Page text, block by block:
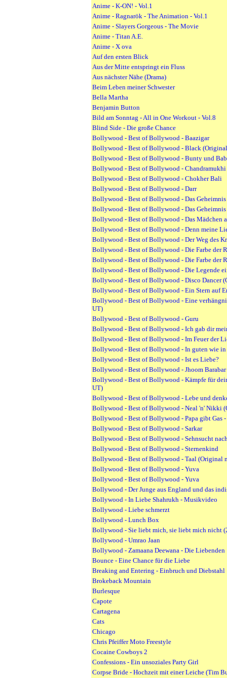
Anime - K-ON! - Vol.1
Anime - Ragnarök - The Animation - Vol.1
Anime - Slayers Gorgeous - The Movie
Anime - Titan A.E.
Anime - X ova
Auf den ersten Blick
Aus der Mitte entspringt ein Fluss
Aus nächster Nähe (Drama)
Beim Leben meiner Schwester
Bella Martha
Benjamin Button
Bild am Sonntag - All in One Workout - Vol.8
Blind Side - Die große Chance
Bollywood - Best of Bollywood - Baazigar
Bollywood - Best of Bollywood - Black
Bollywood - Best of Bollywood - Bunty und
Bollywood - Best of Bollywood - Chandramukhi
Bollywood - Best of Bollywood - Chokher Bali
Bollywood - Best of Bollywood - Darr
Bollywood - Best of Bollywood - Das Geheimnis
Bollywood - Best of Bollywood - Das Geheimnis
Bollywood - Best of Bollywood - Das Mädchen
Bollywood - Best of Bollywood - Denn meine
Bollywood - Best of Bollywood - Der Weg des
Bollywood - Best of Bollywood - Die Farbe der
Bollywood - Best of Bollywood - Die Farbe der
Bollywood - Best of Bollywood - Die Legende
Bollywood - Best of Bollywood - Disco Dancer
Bollywood - Best of Bollywood - Ein Stern auf
Bollywood - Best of Bollywood - Eine
UT)
Bollywood - Best of Bollywood - Guru
Bollywood - Best of Bollywood - Ich gab dir
Bollywood - Best of Bollywood - Im Feuer der
Bollywood - Best of Bollywood - In guten wie in
Bollywood - Best of Bollywood - Ist es Liebe?
Bollywood - Best of Bollywood - Jhoom
Bollywood - Best of Bollywood - Kämpfe für
UT)
Bollywood - Best of Bollywood - Lebe und
Bollywood - Best of Bollywood - Neal 'n' Nikki
Bollywood - Best of Bollywood - Papa gibt Gas
Bollywood - Best of Bollywood - Sarkar
Bollywood - Best of Bollywood - Sehnsucht
Bollywood - Best of Bollywood - Sternenkind
Bollywood - Best of Bollywood - Taal (Original
Bollywood - Best of Bollywood - Yuva
Bollywood - Best of Bollywood - Yuva
Bollywood - Der Junge aus England und das
Bollywood - In Liebe Shahrukh - Musikvideo
Bollywood - Liebe schmerzt
Bollywood - Lunch Box
Bollywood - Sie liebt mich, sie liebt mich nicht
Bollywood - Umrao Jaan
Bollywood - Zamaana Deewana - Die Liebenden
Bounce - Eine Chance für die Liebe
Breaking and Entering - Einbruch und Diebstahl
Brokeback Mountain
Burlesque
Capote
Cartagena
Cats
Chicago
Chris Pfeiffer Moto Freestyle
Cocaine Cowboys 2
Confessions - Ein unsoziales Party Girl
Corpse Bride - Hochzeit mit einer Leiche (Tim